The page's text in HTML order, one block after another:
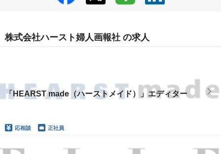
株式会社ハースト婦人画報社 の求人
「HEARST made（ハーストメイド）」エディター
応相談 正社員